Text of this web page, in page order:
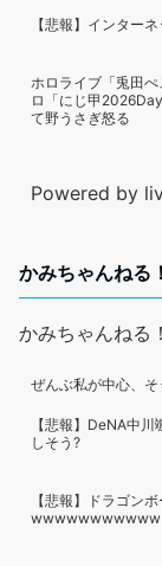
【悲報】インター
ホロライブ「兎田
ロ「にじ甲
て野うさぎ怒る
Powered by
かみちゃんねる！
かみちゃんねる！
ぜんぶ私が中心、
【悲報】DeNA中
しそう?
【悲報】ドラゴン
wwwwwwwwwww